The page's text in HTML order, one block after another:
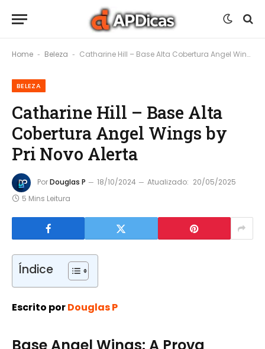
Home - Beleza - Catharine Hill – Base Alta Cobertura Angel Wings by Pri Novo Alerta
BELEZA
Catharine Hill – Base Alta
Cobertura Angel Wings by
Pri Novo Alerta
PorDouglas P 18/10/2024 Atualizado: 20/05/2025
5 Mins Leitura
Índice
Escrito porDouglas P